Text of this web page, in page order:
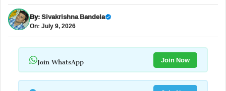
By:Sivakrishna Bandela
On: July 9, 2026
Join WhatsApp Join Now